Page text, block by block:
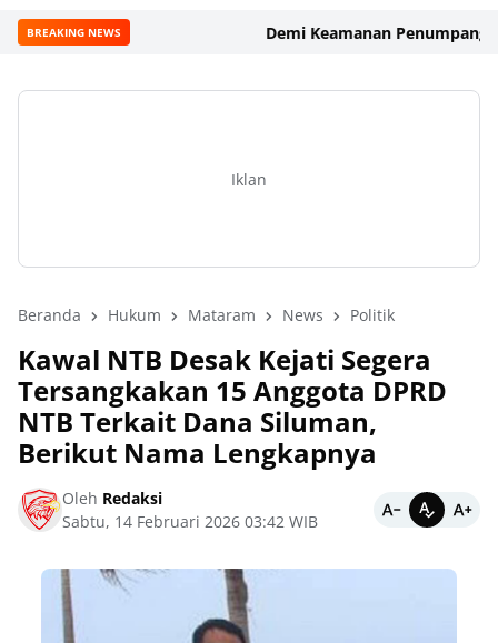
BREAKING NEWS Demi Keamanan Penumpang,
Iklan
Beranda Hukum Mataram News Politik
Kawal NTB Desak Kejati Segera
Tersangkakan 15 Anggota DPRD
NTB Terkait Dana Siluman,
Berikut Nama Lengkapnya
Oleh Redaksi
Sabtu, 14 Februari 2026 03:42 WIB